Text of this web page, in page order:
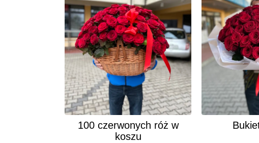
100 czerwonych róż w
koszu